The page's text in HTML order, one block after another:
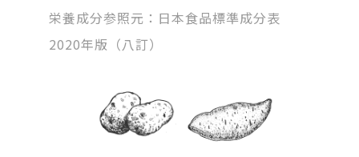
栄養成分参照元：日本食品標準成分表
2020年版（八訂）